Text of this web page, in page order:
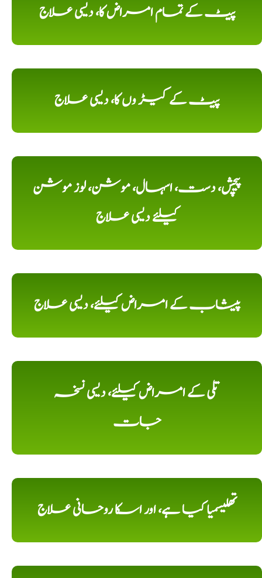
پیٹ کے تمام امراض کا، دیسی علاج
پیٹ کے کیڑ وں کا، دیسی علاج
پیچش، دست، اسہال، موشن، لوز موشن
کیلئے دیسی علاج
پیشاب کے امراض کیلئے، دیسی علاج
تلی کے امراض کیلئے، دیسی نسخہ
جات
تھلیسمیا کیا ہے، اور اسکا روحانی علاج